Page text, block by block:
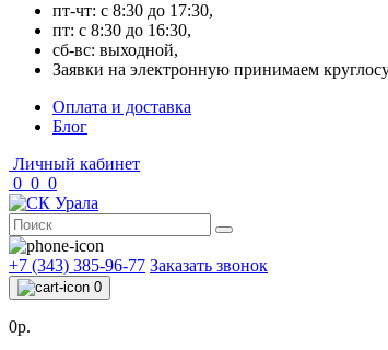
пт-чт: с 8:30 до 17:30,
пт: с 8:30 до 16:30,
сб-вс: выходной,
Заявки на электронную принимаем
Оплата и доставка
Блог
Личный кабинет
0 0 0
+7 (343) 385-96-77 Заказать звонок
0
0р.